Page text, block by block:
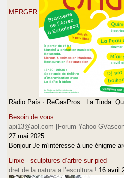
MERGER
Ràdio País · ReGasPros : La Tinda.
Besoin de vous
api13@aol.com [Forum Yahoo
27 mai 2025
Bonjour Je m'intéresse à une énigme
Linxe - sculptures d’arbre sur pied
dret de la natura a l’escultura ! 16 avril